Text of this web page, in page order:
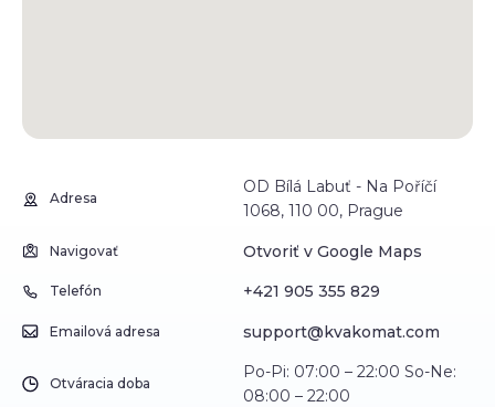
Adresa
OD Bílá Labuť - Na Poříčí
1068, 110 00, Prague
Navigovať Otvoriť v Google Maps
Telefón +421 905 355 829
Emailová adresa support@kvakomat.com
Otváracia doba
Po-Pi: 07:00 – 22:00 So-Ne:
08:00 – 22:00